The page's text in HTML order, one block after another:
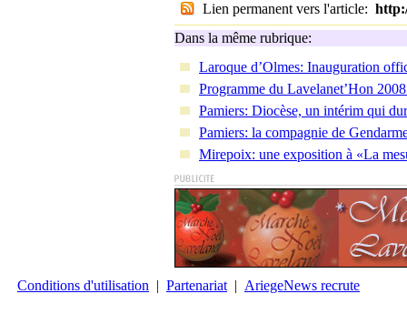
Lien permanent vers l'article:
Dans la même rubrique:
Laroque d’Olmes: Inauguration
Programme du Lavelanet’Hon
Pamiers: Diocèse, un intérim qui
Pamiers: la compagnie de
Mirepoix: une exposition à «La
Conditions d'utilisation | Partenariat | AriegeNews recrute